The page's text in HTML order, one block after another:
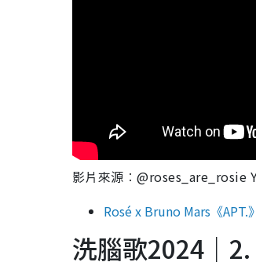
影片來源︰@roses_are_rosie
Rosé x Bruno Mars《
洗腦歌2024｜